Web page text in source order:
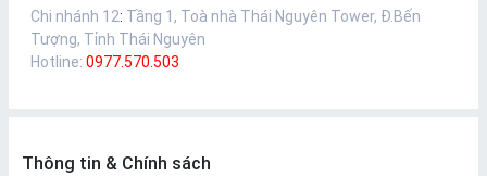
Chi nhánh 12: Tầng 1, Toà nhà Thái Nguyên Tower, Đ.Bến
Tượng, Tỉnh Thái Nguyên
Hotline: 0977.570.503
Thông tin & Chính sách